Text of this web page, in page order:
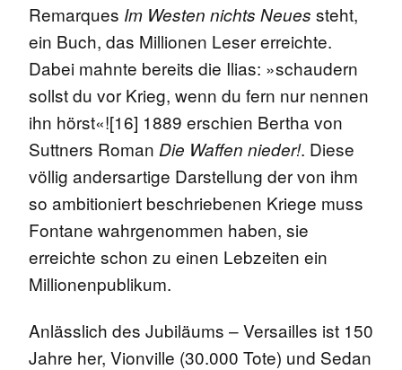
Remarques Im Westen nichts Neues steht,
ein Buch, das Millionen Leser erreichte.
Dabei mahnte bereits die Ilias: »schaudern
sollst du vor Krieg, wenn du fern nur nennen
ihn hörst«![16] 1889 erschien Bertha von
Suttners Roman Die Waffen nieder!. Diese
völlig andersartige Darstellung der von ihm
so ambitioniert beschriebenen Kriege muss
Fontane wahrgenommen haben, sie
erreichte schon zu einen Lebzeiten ein
Millionenpublikum.
Anlässlich des Jubiläums – Versailles ist 150
Jahre her, Vionville (30.000 Tote) und Sedan